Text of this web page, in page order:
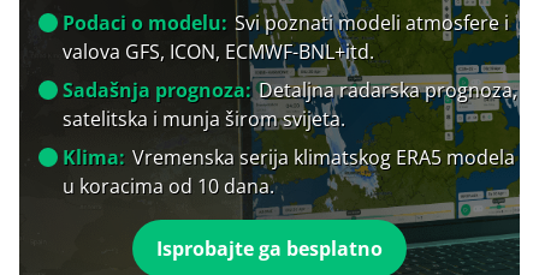
Podaci o modelu: Svi poznati modeli atmosfere i
valova GFS, ICON, ECMWF-BNL+itd.
Sadašnja prognoza: Detaljna radarska prognoza,
satelitska i munja širom svijeta.
Klima: Vremenska serija klimatskog ERA5 modela
u koracima od 10 dana.
Isprobajte ga besplatno